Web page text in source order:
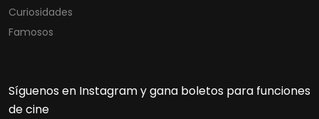
Curiosidades
Famosos
Síguenos en Instagram y gana boletos para funciones
de cine